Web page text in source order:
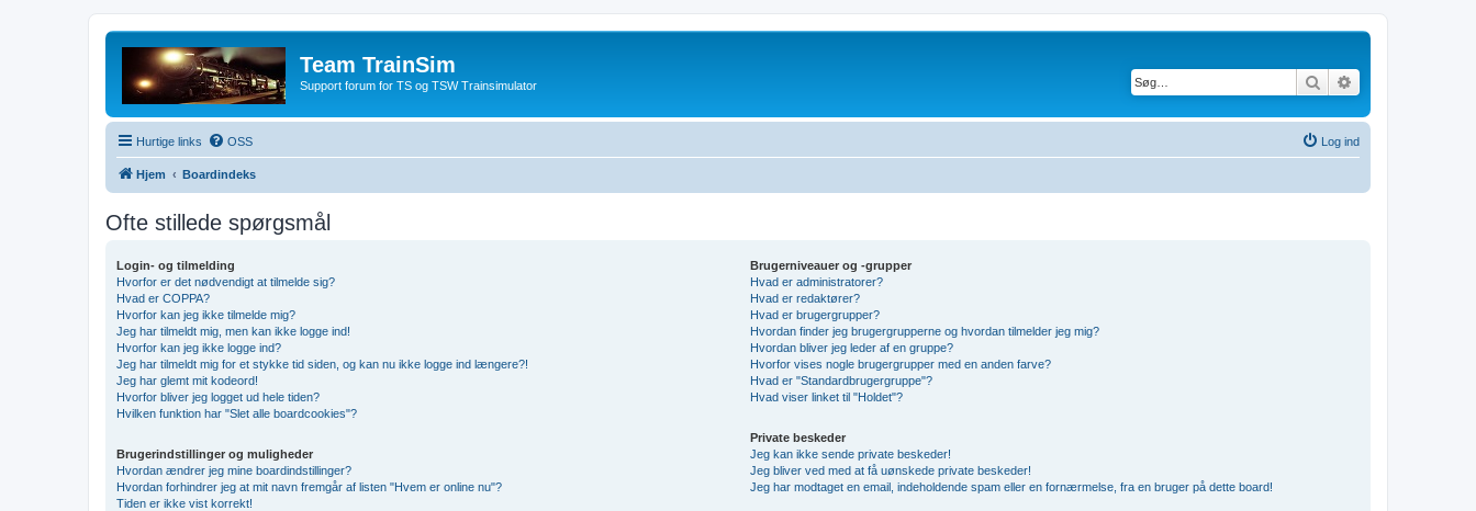
Team TrainSim
Support forum for TS og TSW Trainsimulator Søg
Hurtige links OSS Log ind
Hjem Boardindeks
Ofte stillede spørgsmål
Login- og tilmelding
Hvorfor er det nødvendigt at tilmelde sig?
Hvad er COPPA?
Hvorfor kan jeg ikke tilmelde mig?
Jeg har tilmeldt mig, men kan ikke logge ind!
Hvorfor kan jeg ikke logge ind?
Jeg har tilmeldt mig for et stykke tid siden, og kan nu ikke logge ind længere?!
Jeg har glemt mit kodeord!
Hvorfor bliver jeg logget ud hele tiden?
Hvilken funktion har "Slet alle boardcookies"?
Brugerindstillinger og muligheder
Hvordan ændrer jeg mine boardindstillinger?
Hvordan forhindrer jeg at mit navn fremgår af listen "Hvem er online nu"?
Tiden er ikke vist korrekt!
Brugerniveauer og -grupper
Hvad er administratorer?
Hvad er redaktører?
Hvad er brugergrupper?
Hvordan finder jeg brugergrupperne og hvordan tilmelder jeg mig?
Hvordan bliver jeg leder af en gruppe?
Hvorfor vises nogle brugergrupper med en anden farve?
Hvad er "Standardbrugergruppe"?
Hvad viser linket til "Holdet"?
Private beskeder
Jeg kan ikke sende private beskeder!
Jeg bliver ved med at få uønskede private beskeder!
Jeg har modtaget en email, indeholdende spam eller en fornærmelse, fra en bruger på dette board!